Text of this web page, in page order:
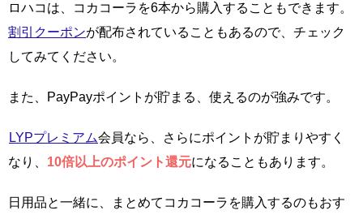
ロハコは、コカコーラを6本から購入することもできます。
割引クーポンが配布されていることもあるので、チェック
してみてください。
また、PayPayポイントが貯まる、使えるのが強みです。
LYPプレミアム会員なら、さらにポイントが貯まりやすく
なり、 10倍以上のポイント還元になることもあります。
日用品と一緒に、まとめてコカコーラを購入するのもおす